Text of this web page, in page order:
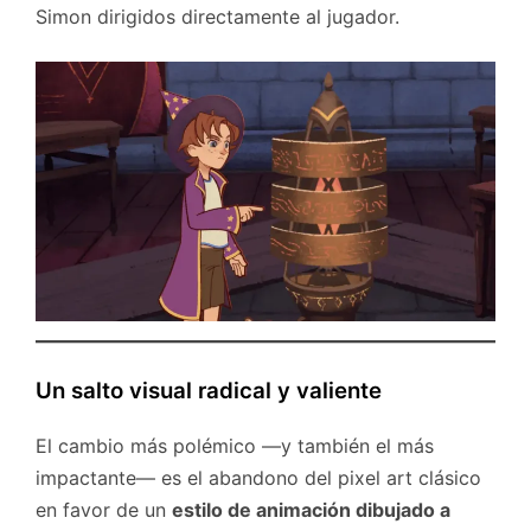
Simon dirigidos directamente al jugador.
Un salto visual radical y valiente
El cambio más polémico —y también el más
impactante— es el abandono del pixel art clásico
en favor de un estilo de animación dibujado a